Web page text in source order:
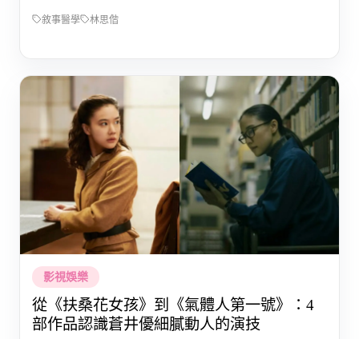
敘事醫學 林思偕
影視娛樂
從《扶桑花女孩》到《氣體人第一號》：4
部作品認識蒼井優細膩動人的演技